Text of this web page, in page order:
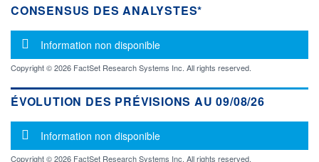
CONSENSUS DES ANALYSTES*
Message d'information
Information non disponible
Copyright © 2026 FactSet Research Systems Inc. All rights reserved.
ÉVOLUTION DES PRÉVISIONS AU 09/08/26
Message d'information
Information non disponible
Copyright © 2026 FactSet Research Systems Inc. All rights reserved.